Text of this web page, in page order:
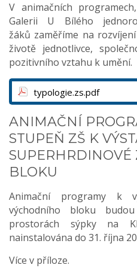
V animačních
Galerii U Bílého
žáků zaměříme na
životě jednotlivce,
pozitivního vztahu k umění.
typologie.zs.pdf
ANIMAČNÍ
STUPEŇ ZŠ K
BLOKU
Animační programy k
východního bloku
prostorách sýpky na
nainstalována do 31. října
Více v příloze.